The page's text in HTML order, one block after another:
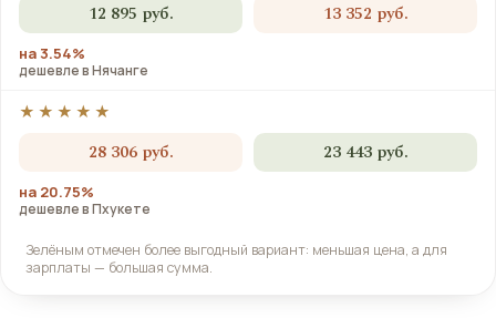
12 895 руб. 13 352 руб.
на 3.54%
дешевле в Нячанге
★★★★★
28 306 руб. 23 443 руб.
на 20.75%
дешевле в Пхукете
Зелёным отмечен более выгодный вариант: меньшая цена, а для
зарплаты — большая сумма.